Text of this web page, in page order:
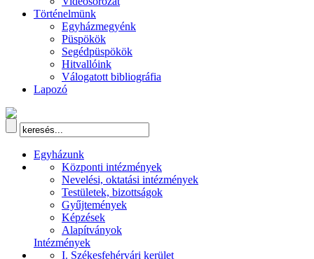
Történelmünk
Egyházmegyénk
Püspökök
Segédpüspökök
Hitvallóink
Válogatott bibliográfia
Lapozó
Egyházunk
Központi intézmények
Nevelési, oktatási intézmények
Testületek, bizottságok
Gyűjtemények
Képzések
Alapítványok
Intézmények
I. Székesfehérvári kerület